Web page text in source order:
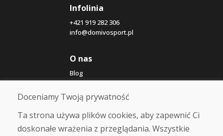
Infolinia
+421 919 282 306
info@domivosport.pl
O nas
Blog
O nas
Sklep
Kontakt
Zakup
Doceniamy Twoją prywatność
Ta strona używa plików cookies, aby zapewnić Ci
doskonałe wrażenia z przeglądania. Wszystkie